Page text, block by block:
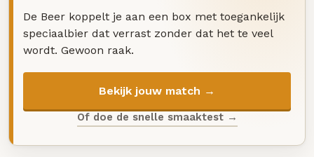
De Beer koppelt je aan een box met toegankelijk
speciaalbier dat verrast zonder dat het te veel
wordt. Gewoon raak.
Bekijk jouw match →
Of doe de snelle smaaktest →